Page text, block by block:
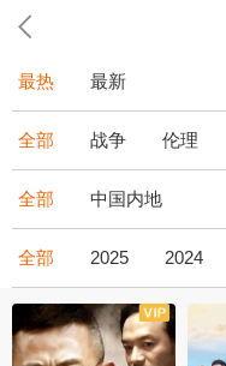
最热 最新
全部 战争 伦理
全部 中国内地
全部 2025 2024
全43集 全36集